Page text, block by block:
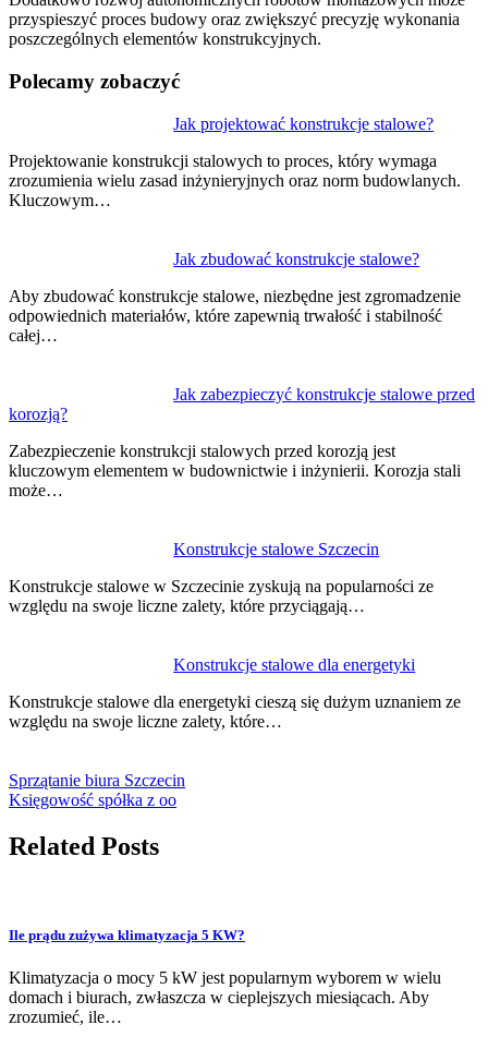
przyspieszyć proces budowy oraz zwiększyć precyzję wykonania
poszczególnych elementów konstrukcyjnych.
Polecamy zobaczyć
Jak projektować konstrukcje stalowe?
Projektowanie konstrukcji stalowych to proces, który wymaga
zrozumienia wielu zasad inżynieryjnych oraz norm budowlanych.
Kluczowym…
Jak zbudować konstrukcje stalowe?
Aby zbudować konstrukcje stalowe, niezbędne jest zgromadzenie
odpowiednich materiałów, które zapewnią trwałość i stabilność
całej…
Jak zabezpieczyć konstrukcje stalowe przed
korozją?
Zabezpieczenie konstrukcji stalowych przed korozją jest
kluczowym elementem w budownictwie i inżynierii. Korozja stali
może…
Konstrukcje stalowe Szczecin
Konstrukcje stalowe w Szczecinie zyskują na popularności ze
względu na swoje liczne zalety, które przyciągają…
Konstrukcje stalowe dla energetyki
Konstrukcje stalowe dla energetyki cieszą się dużym uznaniem ze
względu na swoje liczne zalety, które…
wpisu
Sprzątanie biura Szczecin
Księgowość spółka z oo
Related Posts
Ile prądu zużywa klimatyzacja 5 KW?
Klimatyzacja o mocy 5 kW jest popularnym wyborem w wielu
domach i biurach, zwłaszcza w cieplejszych miesiącach. Aby
zrozumieć, ile…